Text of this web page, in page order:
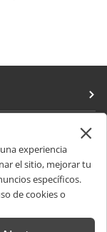
experiencia
el sitio, mejorar tu
específicos.
de cookies o